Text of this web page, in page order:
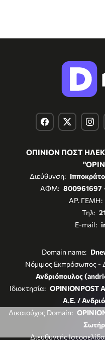
ΟΠΙΝΙΟΝ ΠΟΣΤ
Διεύθυνση:
ΑΦΜ: 800961697
ΑΡ. ΓΕΜΗ:
Τηλ:
E-mail:
Domain name:
Νόμιμος Εκπρόσωπος -
Ανδριόπουλος
Ιδιοκτησία: OPINIONPOST
Α.Ε. /
Δικαιούχος Domain:
Διευθυντής